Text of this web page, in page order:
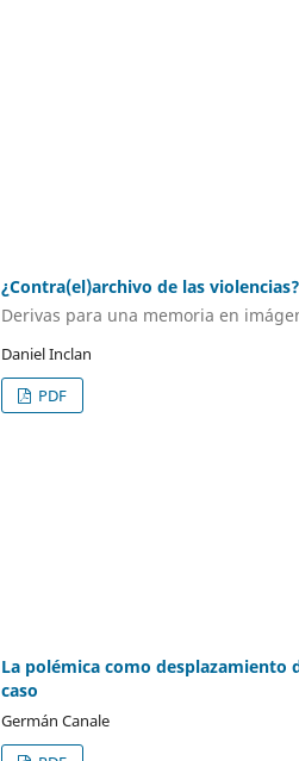
¿Contra(el)archivo de las violencias?
Derivas para una memoria en
Daniel Inclan
PDF
La polémica como
caso
Germán Canale